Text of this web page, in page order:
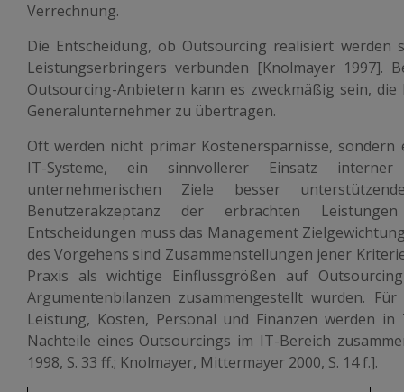
Verrechnung.
Die Entscheidung, ob Outsourcing realisiert
Leistungserbringers verbunden [Knolmayer 1997].
Outsourcing-Anbietern kann es zweckmäßig sein,
Generalunternehmer zu übertragen.
Oft werden nicht primär Kostenersparnisse,
IT-Systeme, ein sinnvollerer Einsatz
unternehmerischen Ziele besser
Benutzerakzeptanz der erbrachten
Entscheidungen muss das Management
des Vorgehens sind Zusammenstellungen jener
Praxis als wichtige Einflussgrößen auf
Argumentenbilanzen zusammengestellt wurden.
Leistung, Kosten, Personal und Finanzen werden
Nachteile eines Outsourcings im IT-Bereich
1998, S. 33 ff.; Knolmayer, Mittermayer 2000, S. 14 f.].